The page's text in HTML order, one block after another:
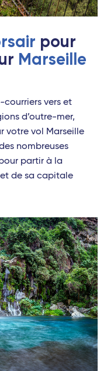
pour
Marseille
vers et
d’outre-mer,
votre vol Marseille
nombreuses
partir à la
et de sa capitale